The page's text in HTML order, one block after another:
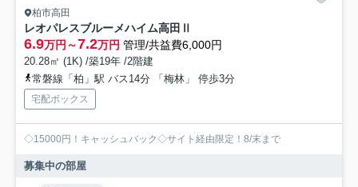
柏市高田
レオパレスブルーメハイム高田Ⅱ
6.9万円～7.2万円 管理/共益費6,000円
20.28㎡ (1K) /築19年 /2階建
常磐線「柏」駅 バス14分 「梅林」 停歩3分
宅配ボックス
◇15000円！キャッシュバック◇サイト経由限定！8/末まで
募集中の部屋